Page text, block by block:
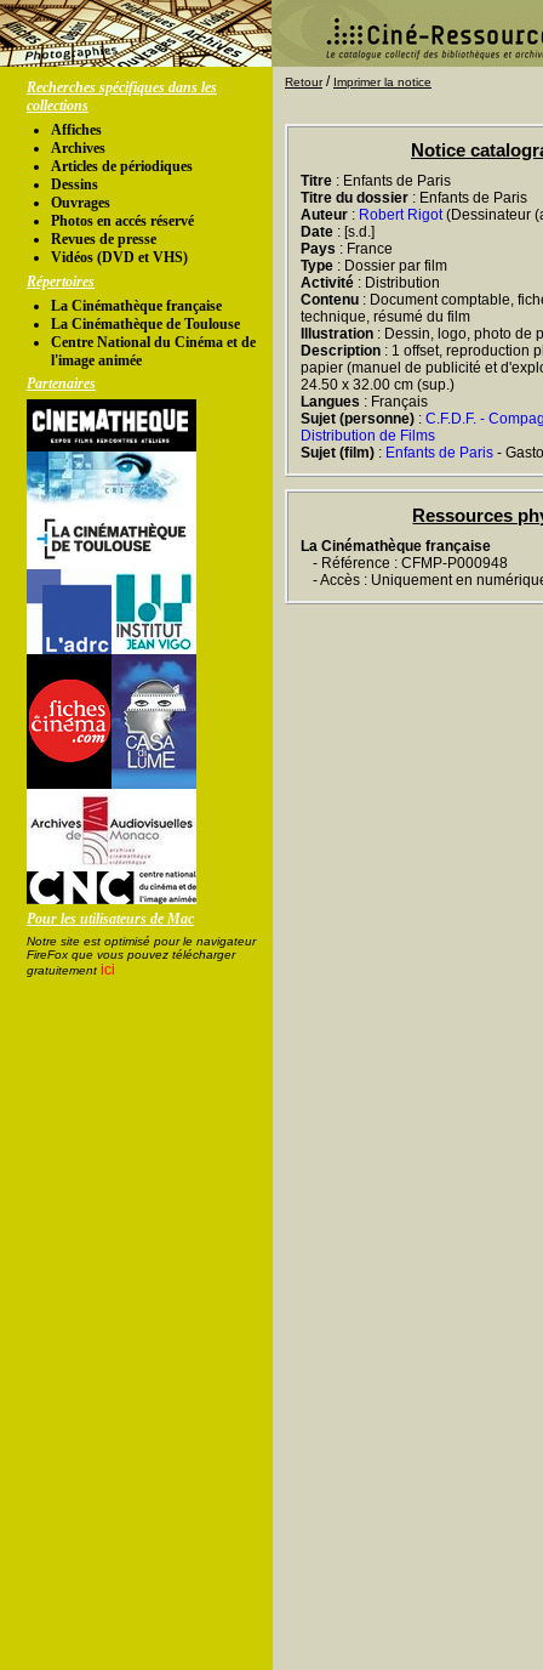
Recherches spécifiques dans les
collections
Affiches
Archives
Articles de périodiques
Dessins
Ouvrages
Photos en accés réservé
Revues de presse
Vidéos (DVD et VHS)
Répertoires
La Cinémathèque française
La Cinémathèque de Toulouse
Centre National du Cinéma et de
l'image animée
Partenaires
Pour les utilisateurs de Mac
Notre site est optimisé pour le navigateur
FireFox que vous pouvez télécharger
gratuitement ici
Retour/ Imprimer la notice
Notice
Titre : Enfants de Paris
Titre du dossier : Enfants de Paris
Auteur : Robert Rigot(Dessinateur
Date : [s.d.]
Pays : France
Type : Dossier par film
Activité : Distribution
Contenu : Document comptable,
technique, résumé du film
Illustration : Dessin, logo, photo de
Description : 1 offset, reproduction
papier (manuel de publicité et
24.50 x 32.00 cm (sup.)
Langues : Français
Sujet (personne) : C.F.D.F. -
Distribution de Films
Sujet (film) : Enfants de Paris -
Ressources
La Cinémathèque française
- Référence : CFMP-P000948
- Accès : Uniquement en